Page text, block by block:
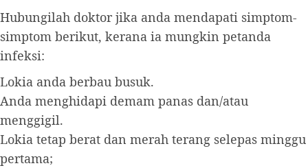
Hubungilah doktor jika anda mendapati simptom-
simptom berikut, kerana ia mungkin petanda
infeksi:
Lokia anda berbau busuk.
Anda menghidapi demam panas dan/atau
menggigil.
Lokia tetap berat dan merah terang selepas minggu
pertama;